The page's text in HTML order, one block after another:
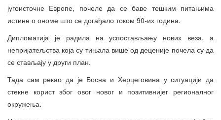
југоисточне Европе, почеле да се баве тешким питањима
истине о ономе што се догађало током 90-их година.
Дипломатија је радила на успостављању нових веза, а
непријатељства која су тињала више од деценије почела су да
се стављају у други план.
Тада сам рекао да је Босна и Херцеговина у ситуацији да
стекне корист због овог новог и позитивнијег регионалног
окружења.